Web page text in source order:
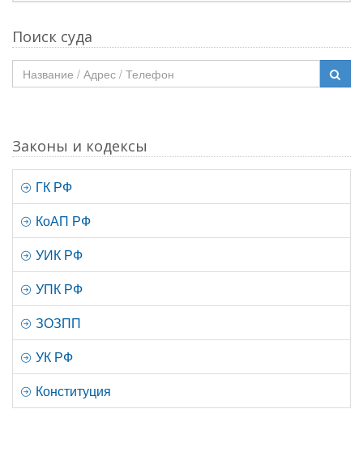
Поиск суда
Законы и кодексы
ГК РФ
КоАП РФ
УИК РФ
УПК РФ
ЗОЗПП
УК РФ
Конституция